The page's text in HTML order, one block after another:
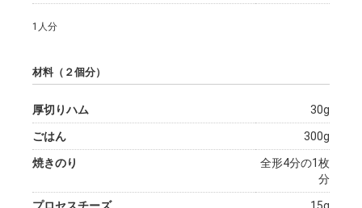
1人分
材料（２個分）
厚切りハム 30g
ごはん 300g
焼きのり
全形4分の1枚
分